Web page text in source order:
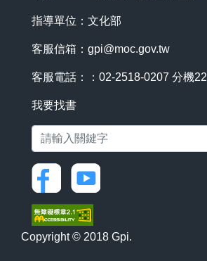
指導單位：文化部
客服信箱： gpi@moc.gov.tw
客服電話：：02-2518-0207 分機22
我要找書
Copyright © 2018 Gpi.